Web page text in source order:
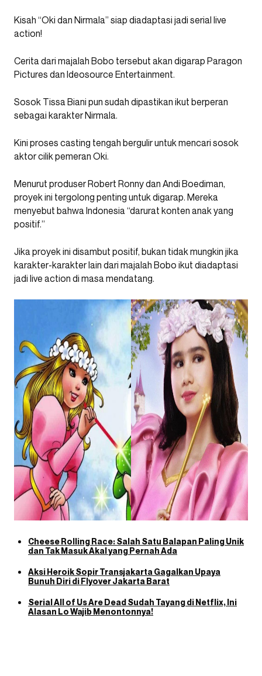
Kisah “Oki dan Nirmala” siap diadaptasi jadi serial live
action!
Cerita dari majalah Bobo tersebut akan digarap Paragon
Pictures dan Ideosource Entertainment.
Sosok Tissa Biani pun sudah dipastikan ikut berperan
sebagai karakter Nirmala.
Kini proses casting tengah bergulir untuk mencari sosok
aktor cilik pemeran Oki.
Menurut produser Robert Ronny dan Andi Boediman,
proyek ini tergolong penting untuk digarap. Mereka
menyebut bahwa Indonesia “darurat konten anak yang
positif.”
Jika proyek ini disambut positif, bukan tidak mungkin jika
karakter-karakter lain dari majalah Bobo ikut diadaptasi
jadi live action di masa mendatang.
Cheese Rolling Race: Salah Satu Balapan Paling Unik
dan Tak Masuk Akal yang Pernah Ada
Aksi Heroik Sopir Transjakarta Gagalkan Upaya
Bunuh Diri di Flyover Jakarta Barat
Serial All of Us Are Dead Sudah Tayang di Netflix, Ini
Alasan Lo Wajib Menontonnya!